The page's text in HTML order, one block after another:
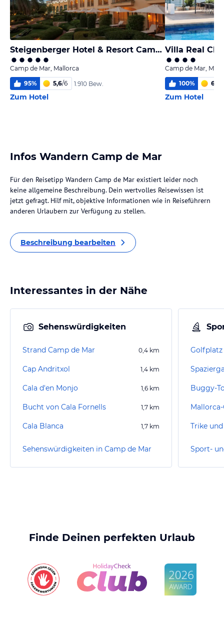
Steigenberger Hotel & Resort Camp de Mar
Camp de Mar, Mallorca
95% 5,6/6 1.910 Bew.
Zum Hotel
Villa Real
Camp de Mar,
100% 6,0
Zum Hotel
Infos Wandern Camp de Mar
Für den Reisetipp Wandern Camp de Mar existiert leider noch
keine allgemeine Beschreibung. Dein wertvolles Reisewissen ist
jetzt gefragt. Hilf mit, objektive Informationen wie in Reiseführern
anderen Urlaubern zur Verfügung zu stellen.
Beschreibung bearbeiten
Interessantes in der Nähe
Sehenswürdigkeiten
Strand Camp de Mar 0,4 km
Cap Andritxol 1,4 km
Cala d'en Monjo 1,6 km
Bucht von Cala Fornells 1,7 km
Cala Blanca 1,7 km
Sehenswürdigkeiten in Camp de Mar
Golfplatz
Buggy-
Trike
Finde Deinen perfekten Urlaub